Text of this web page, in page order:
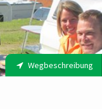
Wegbeschreibung